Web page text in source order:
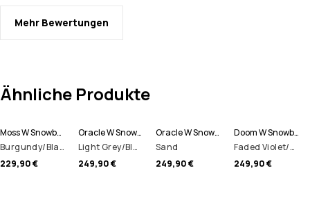
Mehr Bewertungen
Ähnliche Produkte
Moss W Snowboardjacke Damen
Burgundy/Black
229,90 €
Oracle W Snowboardjacke Damen
Light Grey/Black/Burgundy
249,90 €
Oracle W Snowboardjacke Damen
Sand
249,90 €
Doom W Snowboardjacke Damen
Faded Violet/Black/Dark Atlantic
249,90 €